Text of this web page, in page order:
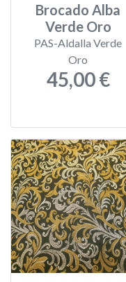
Brocado Alba
Verde Oro
PAS-Aldalla Verde
Oro
45,00 €